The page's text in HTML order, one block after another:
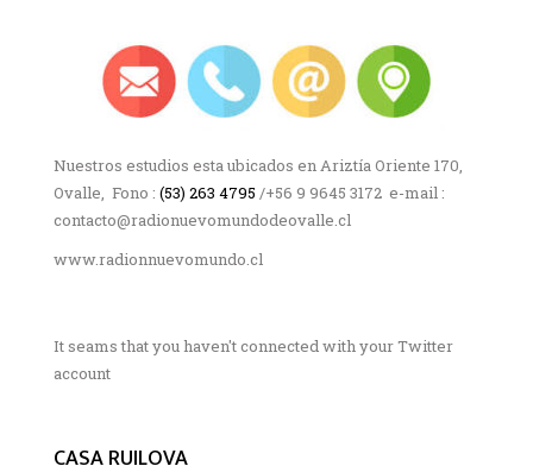
Nuestros estudios esta ubicados en Ariztía Oriente 170,
Ovalle, Fono : (53) 263 4795 /+56 9 9645 3172 e-mail :
contacto@radionuevomundodeovalle.cl
www.radionnuevomundo.cl
It seams that you haven't connected with your Twitter
account